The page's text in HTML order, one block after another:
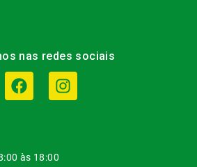
nas redes sociais
às 18:00